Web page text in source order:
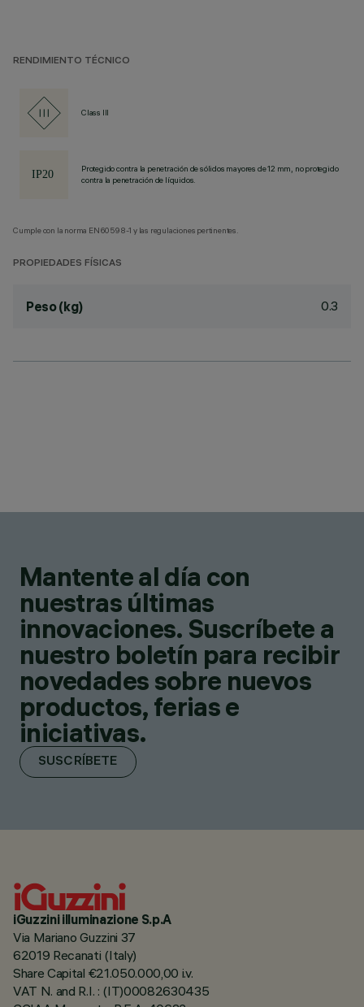
RENDIMIENTO TÉCNICO
Class III
Protegido contra la penetración de sólidos mayores de 12 mm, no protegido
contra la penetración de líquidos.
Cumple con la norma EN60598-1 y las regulaciones pertinentes.
PROPIEDADES FÍSICAS
Peso (kg) 0.3
Mantente al día con
nuestras últimas
innovaciones. Suscríbete a
nuestro boletín para recibir
novedades sobre nuevos
productos, ferias e
iniciativas.
SUSCRÍBETE
iGuzzini illuminazione S.p.A
Via Mariano Guzzini 37
62019 Recanati (Italy)
Share Capital €21.050.000,00 i.v.
VAT N. and R.I. : (IT)00082630435